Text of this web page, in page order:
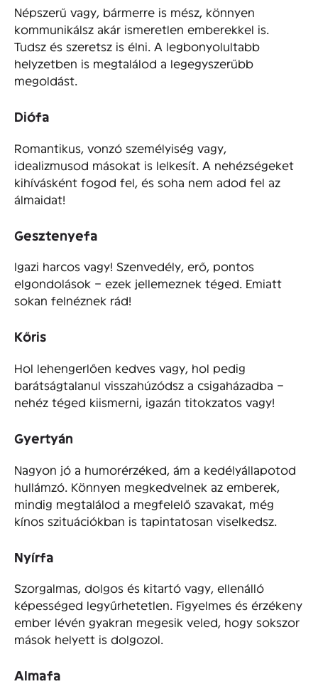
Népszerű vagy, bármerre is mész, könnyen
kommunikálsz akár ismeretlen emberekkel is.
Tudsz és szeretsz is élni. A legbonyolultabb
helyzetben is megtalálod a legegyszerűbb
megoldást.
Diófa
Romantikus, vonzó személyiség vagy,
idealizmusod másokat is lelkesít. A nehézségeket
kihívásként fogod fel, és soha nem adod fel az
álmaidat!
Gesztenyefa
Igazi harcos vagy! Szenvedély, erő, pontos
elgondolások – ezek jellemeznek téged. Emiatt
sokan felnéznek rád!
Kőris
Hol lehengerlően kedves vagy, hol pedig
barátságtalanul visszahúzódsz a csigaházadba –
nehéz téged kiismerni, igazán titokzatos vagy!
Gyertyán
Nagyon jó a humorérzéked, ám a kedélyállapotod
hullámzó. Könnyen megkedvelnek az emberek,
mindig megtalálod a megfelelő szavakat, még
kínos szituációkban is tapintatosan viselkedsz.
Nyírfa
Szorgalmas, dolgos és kitartó vagy, ellenálló
képességed legyűrhetetlen. Figyelmes és érzékeny
ember lévén gyakran megesik veled, hogy sokszor
mások helyett is dolgozol.
Almafa